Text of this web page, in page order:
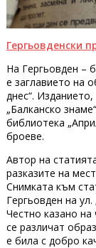
Гергьовденски
На Гергьовден –
е заглавието на
днес“.
„Балканско
библиотека
броеве.
Автор на
разказите на
Снимката към
Гергьовден на
Честно казано
се различат
е била с добро